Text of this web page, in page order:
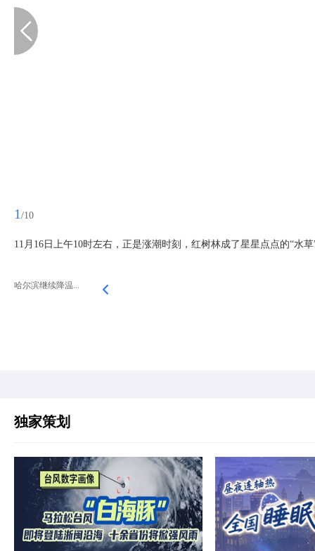
1 /10
11月16日上午10时左右，正是涨潮时刻，红树林成了星星点点的“水草
哈尔滨继续降温...
独家策划